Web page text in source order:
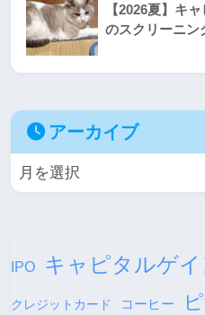
【2026夏】キ
のスクリーニン
アーカイブ
IPO キャピタルゲイ
クレジットカード コーヒー